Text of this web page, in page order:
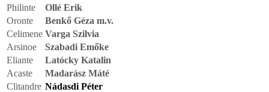
Philinte
Ollé Erik
Oronte
Benkő Géza m.v.
Celimene Varga Szilvia
Arsinoe
Szabadi Emőke
Eliante
Latócky Katalin
Acaste
Madarász Máté
Clitandre Nádasdi Péter